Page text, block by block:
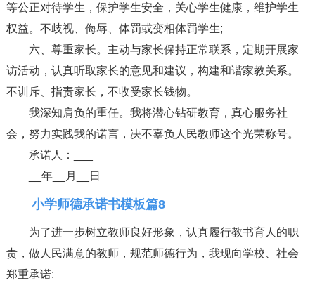
等公正对待学生，保护学生安全，关心学生健康，维护学生
权益。不歧视、侮辱、体罚或变相体罚学生;
六、尊重家长。主动与家长保持正常联系，定期开展家
访活动，认真听取家长的意见和建议，构建和谐家教关系。
不训斥、指责家长，不收受家长钱物。
我深知肩负的重任。我将潜心钻研教育，真心服务社
会，努力实践我的诺言，决不辜负人民教师这个光荣称号。
承诺人：___
__年__月__日
小学师德承诺书模板篇8
为了进一步树立教师良好形象，认真履行教书育人的职
责，做人民满意的教师，规范师德行为，我现向学校、社会
郑重承诺: